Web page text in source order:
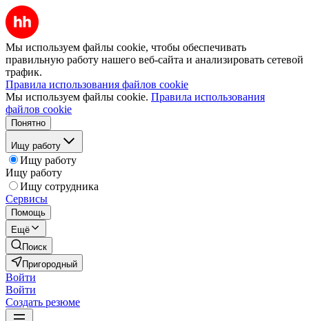
Мы используем файлы cookie, чтобы обеспечивать
правильную работу нашего веб-сайта и анализировать сетевой
трафик.
Правила использования файлов cookie
Мы используем файлы cookie. Правила использования
файлов cookie
Понятно
Ищу работу
Ищу работу
Ищу работу
Ищу сотрудника
Сервисы
Помощь
Ещё
Поиск
Пригородный
Войти
Войти
Создать резюме